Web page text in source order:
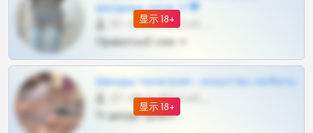
显示 18+
шкодных шкур тг❤
Приватный слив тг
显示 18+
Шкоды телеграм - искуство любить
Тг шкоды приват